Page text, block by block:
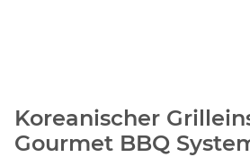
Koreanischer
Gourmet BBQ